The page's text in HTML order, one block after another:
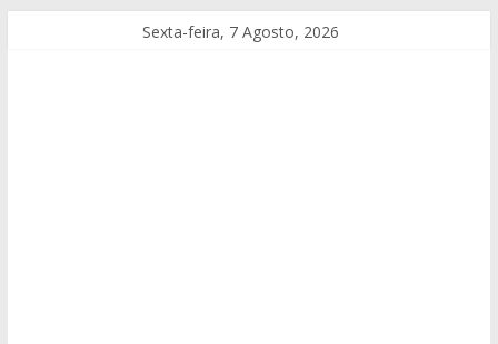
Sexta-feira, 7 Agosto, 2026